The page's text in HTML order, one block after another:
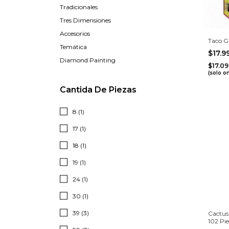
Tradicionales
Tres Dimensiones
Accesorios
Temática
Diamond Painting
Cantida De Piezas
8 (1)
17 (1)
18 (1)
19 (1)
24 (1)
30 (1)
39 (3)
Taco
(solo
102